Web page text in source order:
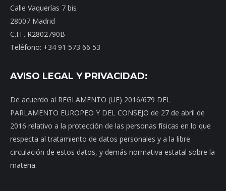
Calle Vaquerías 7 bis
28007 Madrid
C.I.F. R2802790B
Teléfono: +34 91 573 66 53
AVISO LEGAL Y PRIVACIDAD:
De acuerdo al REGLAMENTO (UE) 2016/679 DEL
PARLAMENTO EUROPEO Y DEL CONSEJO de 27 de abril de
2016 relativo a la protección de las personas físicas en lo que
respecta al tratamiento de datos personales y a la libre
circulación de estos datos, y demás normativa estatal sobre la
materia.